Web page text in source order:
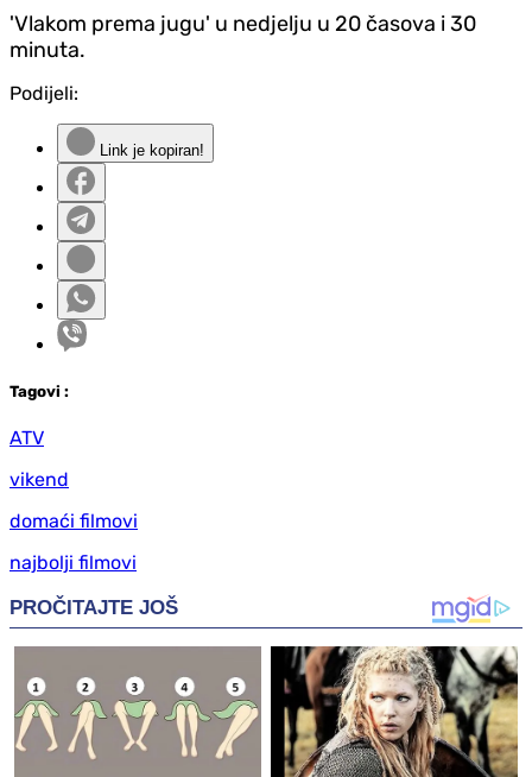
'Vlakom prema jugu' u nedjelju u 20 časova i 30
minuta.
Podijeli:
Link je kopiran!
Tagovi :
ATV
vikend
domaći filmovi
najbolji filmovi